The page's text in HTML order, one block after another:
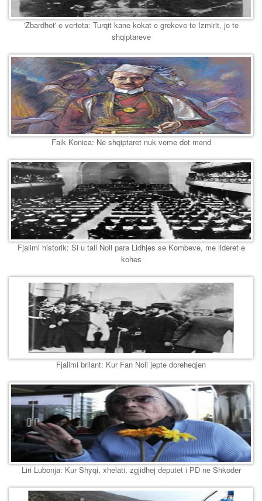
'Zbardhet' e verteta: Turqit kane kokat e grekeve te Izmirit, jo te
shqiptareve
Faik Konica: Ne shqiptaret nuk veme dot mend
Fjalimi historik: Si u tall Noli para Lidhjes se Kombeve, me lideret e
kohes
Fjalimi brilant: Kur Fan Noli jepte doreheqjen
Liri Lubonja: Kur Shyqi, xhelati, zgjidhej deputet i PD ne Shkoder